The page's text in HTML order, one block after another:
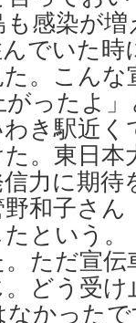
感染が
でいた時
。こん
ったよ
き駅近く
。東日
力に期待
和子さん
たという
ただ宣
。どう受
かった